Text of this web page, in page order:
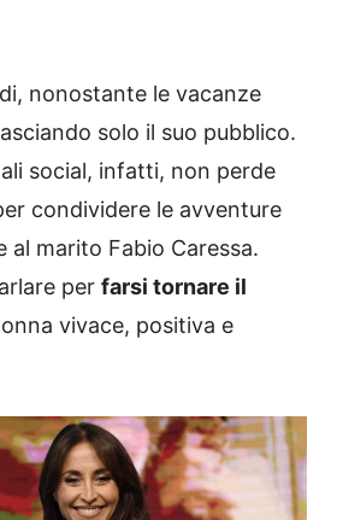
nonostante le vacanze
solo il suo pubblico.
social, infatti, non perde
condividere le avventure
al marito Fabio Caressa.
per farsi tornare il
vivace, positiva e